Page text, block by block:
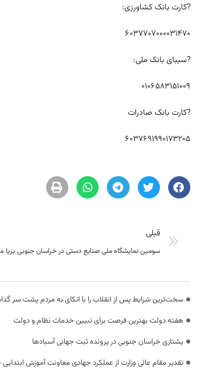
?کارت بانک کشاورزی:
6037707000031470
?سیبای بانک ملی:
0106583151009
?کارت بانک صادرات
6037691990173205
قبلی
سومین نمایشگاه ملی صنایع دستی در خراسان جنوبی برپا
سخت‌ترین شرایط پس از انقلاب را با اتکای به مردم پشت سر
هفته دولت بهترین فرصت برای تبیین خدمات نظام و دولت
یشتازی خراسان جنوبی در پرونده ثبت جهانی آسبادها
تقدیر مقام عالی وزارت از عملکرد جهادی معاونت آموزش ابتدایی خراسان جنوبی/ ۴۶۰۰